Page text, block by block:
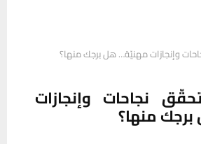
نجاحات وإنجازات
منها؟